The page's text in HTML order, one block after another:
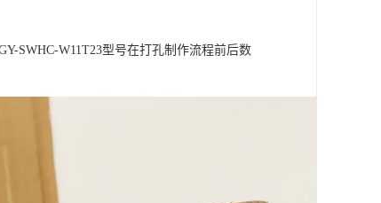
SWHC-W11T23型号在打孔制作流程前后数